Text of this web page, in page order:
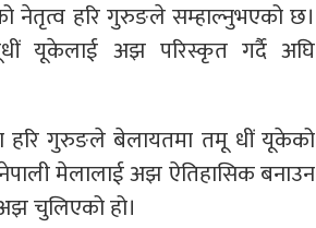
नेतृत्व हरि गुरुङले सम्हाल्नुभएको छ।
यूकेलाई अझ परिस्कृत गर्दै अघि
हरि गुरुङले बेलायतमा तमू धीं यूकेको
मेलालाई अझ ऐतिहासिक बनाउन
चुलिएको हो।